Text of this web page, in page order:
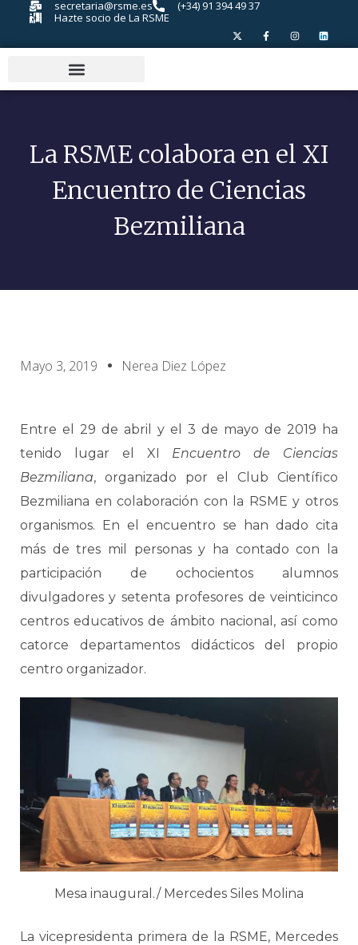
secretaria@rsme.es
(+34) 91 394 49 37
Hazte socio de La RSME
La RSME colabora en el XI
Encuentro de Ciencias
Bezmiliana
Mayo 3, 2019 Nerea Diez López
Entre el 29 de abril y el 3 de mayo de 2019 ha
tenido lugar el XI Encuentro de Ciencias
Bezmiliana, organizado por el Club Científico
Bezmiliana en colaboración con la RSME y otros
organismos. En el encuentro se han dado cita
más de tres mil personas y ha contado con la
participación de ochocientos alumnos
divulgadores y setenta profesores de veinticinco
centros educativos de ámbito nacional, así como
catorce departamentos didácticos del propio
centro organizador.
Mesa inaugural./ Mercedes Siles Molina
La vicepresidenta primera de la RSME, Mercedes